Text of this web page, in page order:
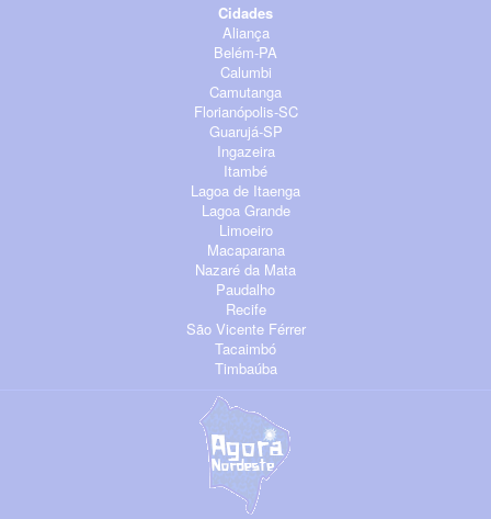
Cidades
Aliança
Belém-PA
Calumbi
Camutanga
Florianópolis-SC
Guarujá-SP
Ingazeira
Itambé
Lagoa de Itaenga
Lagoa Grande
Limoeiro
Macaparana
Nazaré da Mata
Paudalho
Recife
São Vicente Férrer
Tacaimbó
Timbaúba